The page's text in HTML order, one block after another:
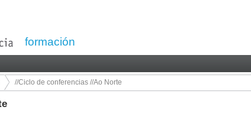
formación
//Ciclo de conferencias //Ao Norte